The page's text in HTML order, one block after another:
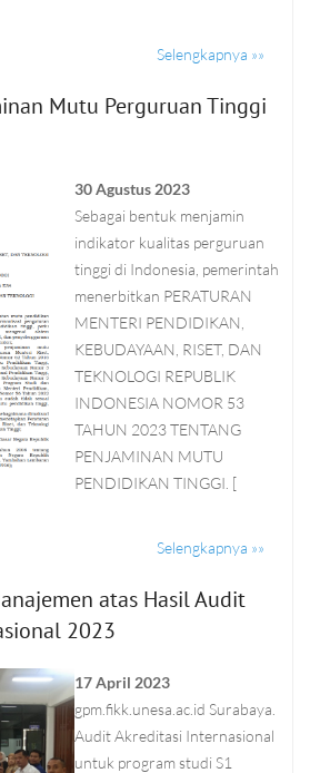
Selengkapnya »»
Mutu Perguruan Tinggi
30 Agustus 2023
Sebagai bentuk menjamin
indikator kualitas perguruan
tinggi di Indonesia, pemerintah
menerbitkan PERATURAN
MENTERI PENDIDIKAN,
KEBUDAYAAN, RISET, DAN
TEKNOLOGI REPUBLIK
INDONESIA NOMOR 53
TAHUN 2023 TENTANG
PENJAMINAN MUTU
PENDIDIKAN TINGGI. [
Selengkapnya »»
atas Hasil Audit
2023
17 April 2023
gpm.fikk.unesa.ac.id Surabaya.
Audit Akreditasi Internasional
untuk program studi S1